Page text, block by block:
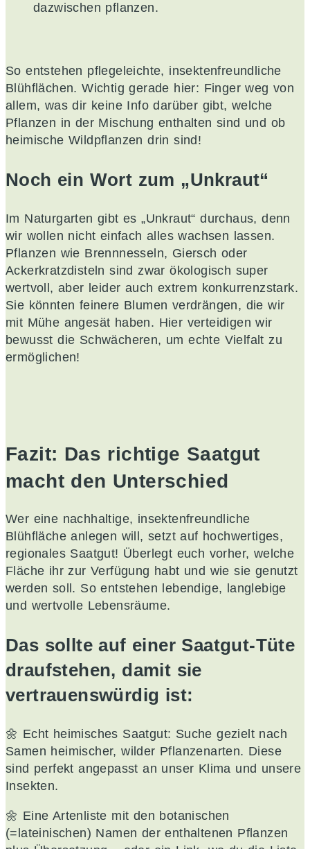
dazwischen pflanzen.
So entstehen pflegeleichte, insektenfreundliche
Blühflächen. Wichtig gerade hier: Finger weg von
allem, was dir keine Info darüber gibt, welche
Pflanzen in der Mischung enthalten sind und ob
heimische Wildpflanzen drin sind!
Noch ein Wort zum „Unkraut“
Im Naturgarten gibt es „Unkraut“ durchaus, denn
wir wollen nicht einfach alles wachsen lassen.
Pflanzen wie Brennnesseln, Giersch oder
Ackerkratzdisteln sind zwar ökologisch super
wertvoll, aber leider auch extrem konkurrenzstark.
Sie könnten feinere Blumen verdrängen, die wir
mit Mühe angesät haben. Hier verteidigen wir
bewusst die Schwächeren, um echte Vielfalt zu
ermöglichen!
Fazit: Das richtige Saatgut
macht den Unterschied
Wer eine nachhaltige, insektenfreundliche
Blühfläche anlegen will, setzt auf hochwertiges,
regionales Saatgut! Überlegt euch vorher, welche
Fläche ihr zur Verfügung habt und wie sie genutzt
werden soll. So entstehen lebendige, langlebige
und wertvolle Lebensräume.
Das sollte auf einer Saatgut-Tüte
draufstehen, damit sie
vertrauenswürdig ist:
🌼 Echt heimisches Saatgut: Suche gezielt nach
Samen heimischer, wilder Pflanzenarten. Diese
sind perfekt angepasst an unser Klima und unsere
Insekten.
🌼 Eine Artenliste mit den botanischen
(=lateinischen) Namen der enthaltenen Pflanzen